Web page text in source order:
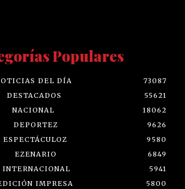
Populares
DEL DÍA
73087
DESTACADOS
55621
NACIONAL
18062
DEPORTEZ
9626
ESPECTÁCULOZ
9580
EZENARIO
6849
INTERNACIONAL
5941
IMPRESA
5800